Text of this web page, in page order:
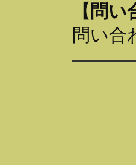
【問い
問い合